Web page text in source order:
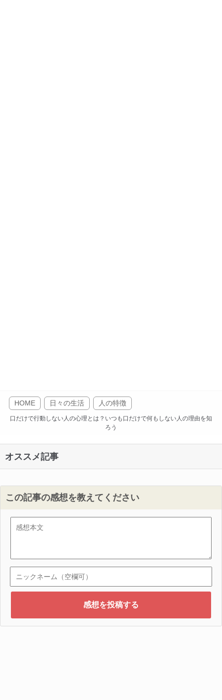
HOME 日々の生活 人の特徴
口だけで行動しない人の心理とは？いつも口だけで何もしない人の理由を知
ろう
オススメ記事
この記事の感想を教えてください